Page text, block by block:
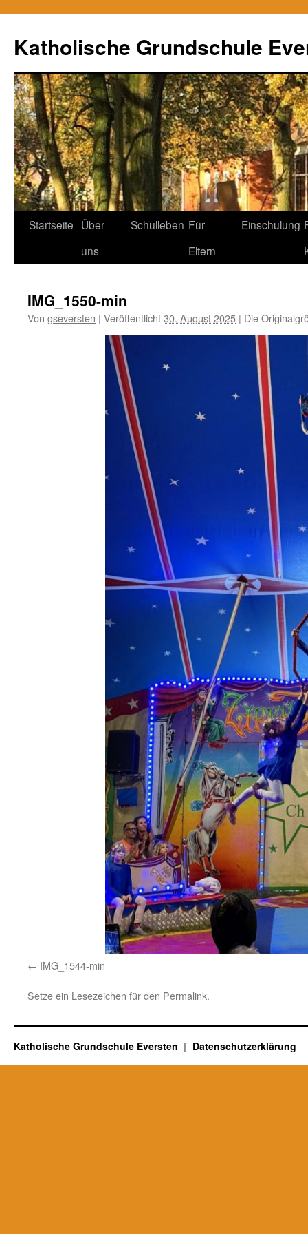
springen
Katholische Grundschule
Startseite Über
uns
Schulleben Für
Eltern
Einschulung
IMG_1550-min
Von gseversten | Veröffentlicht30. August 2025 | Die
IMG_1544-min
Setze ein Lesezeichen für den Permalink.
Katholische Grundschule Eversten Datenschutzerklärung